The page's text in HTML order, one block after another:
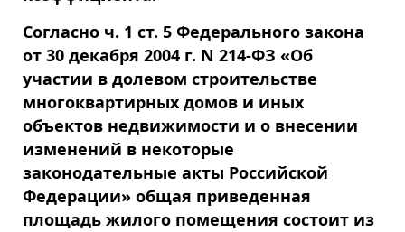
Согласно ч. 1 ст. 5 Федерального закона
от 30 декабря 2004 г. N 214-ФЗ «Об
участии в долевом строительстве
многоквартирных домов и иных
объектов недвижимости и о внесении
изменений в некоторые
законодательные акты Российской
Федерации» общая приведенная
площадь жилого помещения состоит из